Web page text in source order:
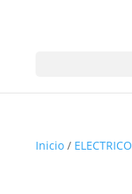
Inicio/ ELECTRICO